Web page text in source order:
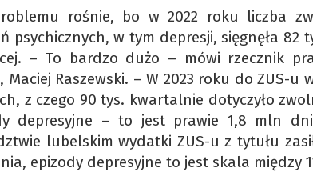
rośnie, bo w 2022 roku liczba
psychicznych, w tym depresji, sięgnęła
– To bardzo dużo – mówi rzecznik
Maciej Raszewski. – W 2023 roku do ZUS-
z czego 90 tys. kwartalnie dotyczyło
depresyjne – to jest prawie 1,8 mln
lubelskim wydatki ZUS-u z tytułu
epizody depresyjne to jest skala między